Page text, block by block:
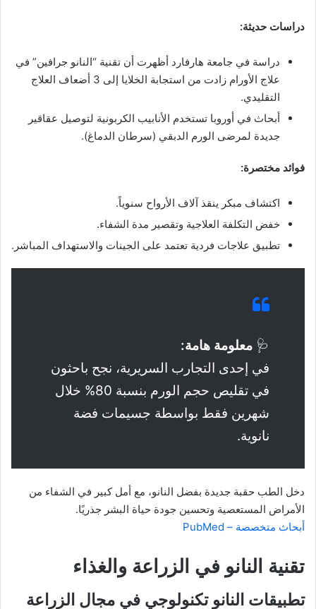
دراسات حديثة:
دراسة في جامعة هارفارد أظهرت أن تقنية “النانو جرافين” في
علاج الأورام زادت من استجابة الخلايا إلى 3 أضعاف العلاج
التقليدي.
أبحاث في أوروبا تستخدم الأنابيب الكربونية لتوصيل عقاقير
جديدة لمرضى الورم الدبقي (سرطان الدماغ).
فوائد مختصرة:
اكتشاف مبكر ينقذ آلاف الأرواح سنوياً.
خفض التكلفة العلاجية وتقصير مدة الشفاء.
تطبيق علاجات فردية تعتمد على الجينات والاستهداف المباشر.
🩺 معلومة هامة:
في إحدى التجارب السريرية، نجح باحثون
في تقليص حجم الورم بنسبة 80% خلال
شهرين فقط بواسطة جسيمات فضة
نانوية.
دخل الطب حقبة جديدة بفضل النانو، مع أمل كبير في الشفاء من
الأمراض المستعصية وتحسين جودة حياة البشر جذريًا.
أبحاث متخصصة – PubMed
تقنية النانو في الزراعة والغذاء
تطبيقات النانو تكنولوجي في مجال الزراعة